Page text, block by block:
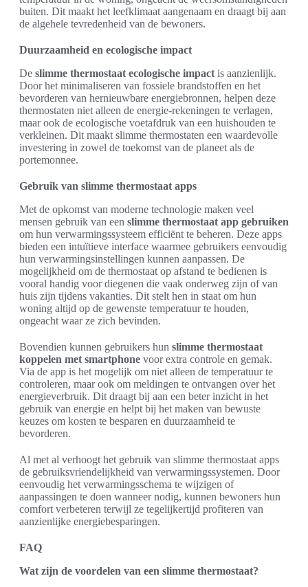
buiten. Dit maakt het leefklimaat aangenaam en draagt bij aan
de algehele tevredenheid van de bewoners.
Duurzaamheid en ecologische impact
De slimme thermostaat ecologische impact is aanzienlijk.
Door het minimaliseren van fossiele brandstoffen en het
bevorderen van hernieuwbare energiebronnen, helpen deze
thermostaten niet alleen de energie-rekeningen te verlagen,
maar ook de ecologische voetafdruk van een huishouden te
verkleinen. Dit maakt slimme thermostaten een waardevolle
investering in zowel de toekomst van de planeet als de
portemonnee.
Gebruik van slimme thermostaat apps
Met de opkomst van moderne technologie maken veel
mensen gebruik van een slimme thermostaat app gebruiken
om hun verwarmingssysteem efficiënt te beheren. Deze apps
bieden een intuïtieve interface waarmee gebruikers eenvoudig
hun verwarmingsinstellingen kunnen aanpassen. De
mogelijkheid om de thermostaat op afstand te bedienen is
vooral handig voor diegenen die vaak onderweg zijn of van
huis zijn tijdens vakanties. Dit stelt hen in staat om hun
woning altijd op de gewenste temperatuur te houden,
ongeacht waar ze zich bevinden.
Bovendien kunnen gebruikers hun slimme thermostaat
koppelen met smartphone voor extra controle en gemak.
Via de app is het mogelijk om niet alleen de temperatuur te
controleren, maar ook om meldingen te ontvangen over het
energieverbruik. Dit draagt bij aan een beter inzicht in het
gebruik van energie en helpt bij het maken van bewuste
keuzes om kosten te besparen en duurzaamheid te
bevorderen.
Al met al verhoogt het gebruik van slimme thermostaat apps
de gebruiksvriendelijkheid van verwarmingssystemen. Door
eenvoudig het verwarmingsschema te wijzigen of
aanpassingen te doen wanneer nodig, kunnen bewoners hun
comfort verbeteren terwijl ze tegelijkertijd profiteren van
aanzienlijke energiebesparingen.
FAQ
Wat zijn de voordelen van een slimme thermostaat?